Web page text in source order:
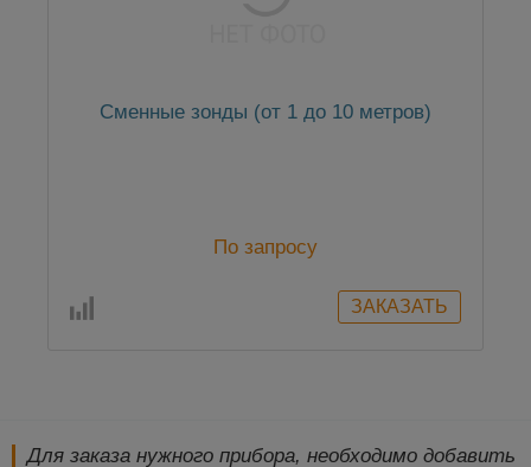
Сменные зонды (от 1 до 10 метров)
По запросу
Для заказа нужного прибора, необходимо добавить